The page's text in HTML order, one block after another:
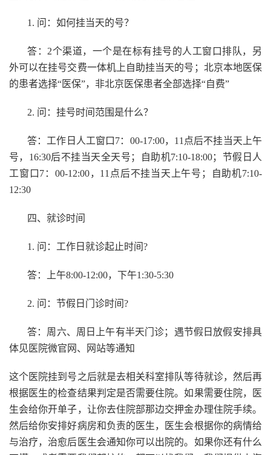
1. 问：如何挂当天的号？
答：2个渠道，一个是在标有挂号的人工窗口排队，另
外可以在挂号交费一体机上自助挂当天的号；北京本地医保
的患者选择“医保”，非北京医保患者全部选择“自费”
2. 问：挂号时间范围是什么？
答：工作日人工窗口7：00-17:00，11点后不挂当天上午
号，16:30后不挂当天全天号；自助机7:10-18:00；节假日人
工窗口7：00-12:00，11点后不挂当天上午号；自助机7:10-
12:30
四、就诊时间
1. 问：工作日就诊起止时间?
答：上午8:00-12:00，下午1:30-5:30
2. 问：节假日门诊时间?
答：周六、周日上午有半天门诊；遇节假日放假安排具
体见医院微官网、网站等通知
这个医院挂到号之后就是去相关科室排队等待就诊，然后再
根据医生的检查结果判定是否需要住院。如果需要住院，医
生会给你开单子，让你去住院部那边交押金办理住院手续。
然后给你安排好病房和负责的医生，医生会根据你的病情给
与治疗，治愈后医生会通知你可以出院的。如果你还有什么